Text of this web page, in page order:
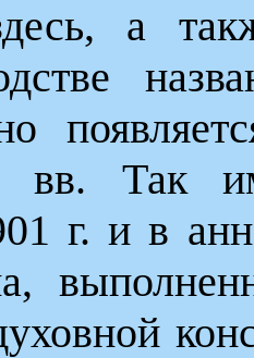
а
вв. Так
г. и в